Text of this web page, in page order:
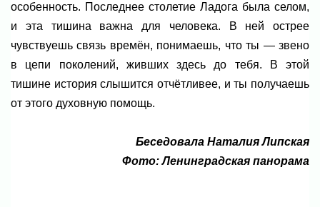
особенность. Последнее столетие Ладога была селом,
и эта тишина важна для человека. В ней острее
чувствуешь связь времён, понимаешь, что ты — звено
в цепи поколений, живших здесь до тебя. В этой
тишине история слышится отчётливее, и ты получаешь
от этого духовную помощь.
Беседовала Наталия Липская
Фото: Ленинградская панорама